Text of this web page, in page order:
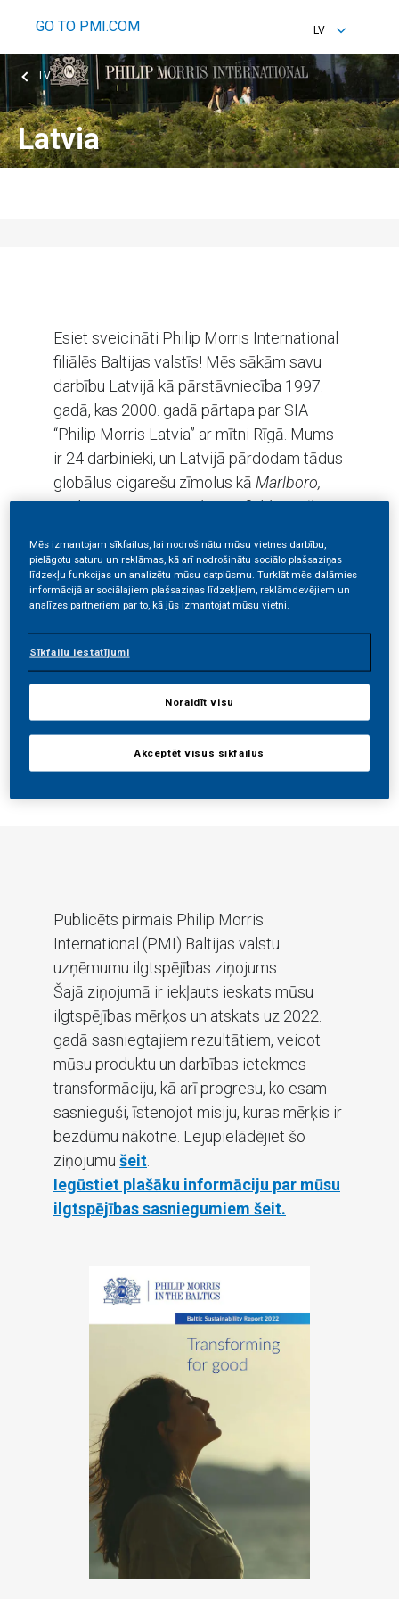
GO TO PMI.COM
LV
EN
LV
LV
Latvia
Esiet sveicināti Philip Morris International
filiālēs Baltijas valstīs! Mēs sākām savu
darbību Latvijā kā pārstāvniecība 1997.
gadā, kas 2000. gadā pārtapa par SIA
“Philip Morris Latvia” ar mītni Rīgā. Mums
ir 24 darbinieki, un Latvijā pārdodam tādus
globālus cigarešu zīmolus kā Marlboro,
Parliament, L&M un Chesterfield. Kopš
karsējamās tabakas sistēmu “ IQOS” kopā
ar karsējamās tabakas vienībām ar
nosaukumu “HEETS”. Mēs esam vieni no
tirdzniecības nozarē un sniedzam
korporatīvo ieguldījumu un sabiedrības
atbalstu sociālajām programmām, kuru
mērķis ir nodrošināt vienlīdzīgas iespējas,
novērst vardarbību ģimenē un cilvēku
tirdzniecību.
Publicēts pirmais Philip Morris
International (PMI) Baltijas valstu
uzņēmumu ilgtspējības ziņojums.
Šajā ziņojumā ir iekļauts ieskats mūsu
ilgtspējības mērķos un atskats uz 2022.
gadā sasniegtajiem rezultātiem, veicot
mūsu produktu un darbības ietekmes
transformāciju, kā arī progresu, ko esam
sasnieguši, īstenojot misiju, kuras mērķis ir
bezdūmu nākotne. Lejupielādējiet šo
ziņojumu šeit
Iegūstiet plašāku informāciju par mūsu
ilgtspējības sasniegumiem šeit.
Mēs izmantojam sīkfailus, lai nodrošinātu mūsu vietnes darbību,
pielāgotu saturu un reklāmas, kā arī nodrošinātu sociālo plašsaziņas
līdzekļu funkcijas un analizētu mūsu datplūsmu. Turklāt mēs dalāmies
informācijā ar sociālajiem plašsaziņas līdzekļiem, reklāmdevējiem un
analīzes partneriem par to, kā jūs izmantojat mūsu vietni.
Sīkfailu iestatījumi
Noraidīt visu
Akceptēt visus sīkfailus